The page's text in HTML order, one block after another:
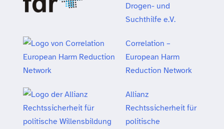
Drogen- und
Suchthilfe e.V.
Correlation –
European Harm
Reduction Network
Allianz
Rechtssicherheit für
politische